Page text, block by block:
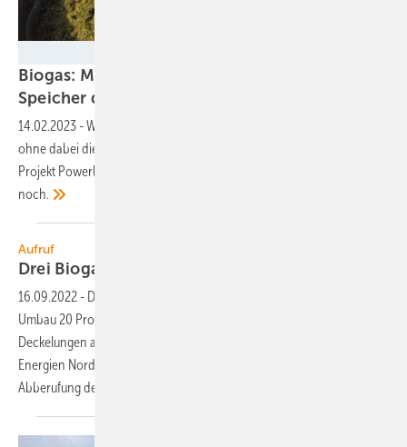
Biogas: Mehr Netzstabilität und kleinerer
Speicher dank innovativer
14.02.2023 -Wie flexible Biogasanlagen Residuallast liefern können,
ohne dabei die Wärmeversorgung zu vernachlässigen, zeigt das
Projekt Powerland 4.2. Und sparen können die Betreiber auch
noch.
Aufruf
Drei Biogasdeckel müssen
16.09.2022 - Deutsche Biogasanlagen könnten ohne technischen
Umbau 20 Prozent mehr erzeugen, wenn die Bundesregierung drei
Deckelungen abschafft. Dies erklärte der Landesverband Erneuerbare
Energien Nordrhein-Westfalen: die Höchstbemessungsgrenze für die
Abberufung der Leistung der Anlagen bei 95 Prozent,